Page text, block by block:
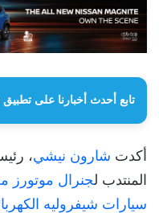
تابع أحدث أخبارنا على
أكدت شارون نيشي،
المنتدب لجنرال موتورز
سيارات شيفروليه